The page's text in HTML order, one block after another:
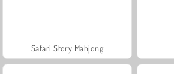
Safari Story Mahjong